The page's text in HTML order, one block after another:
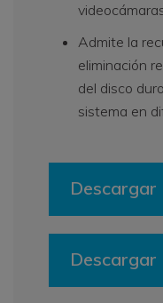
Admite la
eliminación
del disco
sistema en
Descargar
Descargar